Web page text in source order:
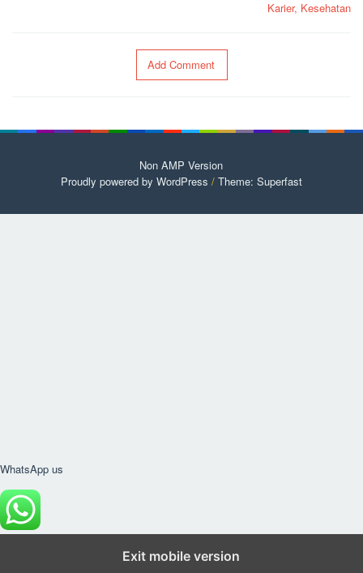
Karier, Kesehatan
Add Comment
Non AMP Version
Proudly powered by WordPress / Theme: Superfast
WhatsApp us
Exit mobile version